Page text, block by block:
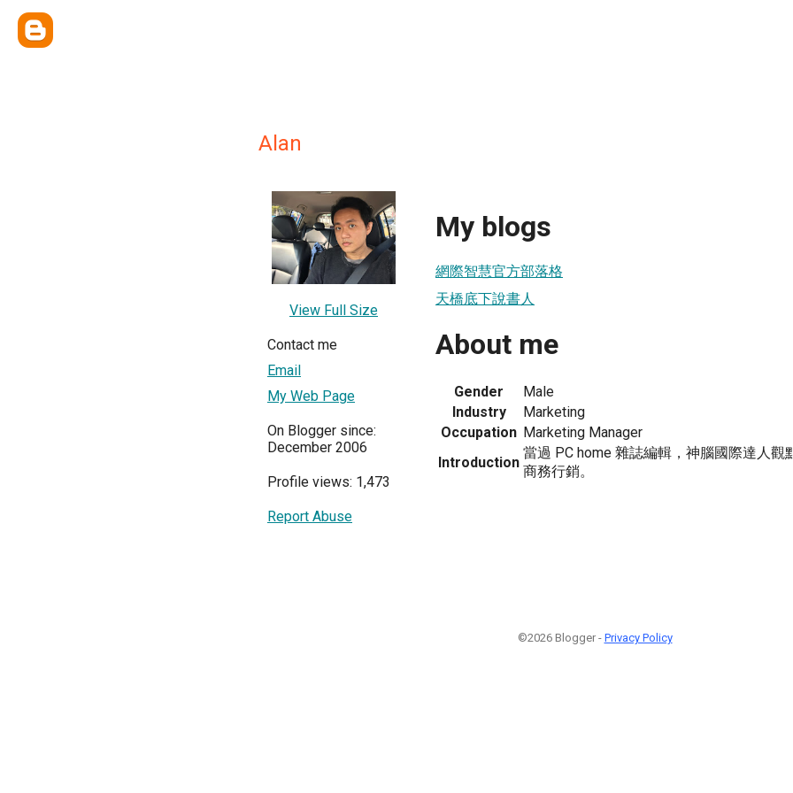
Alan
View Full Size
Contact me
Email
My Web Page
On Blogger since:
December 2006
Profile views: 1,473
Report Abuse
My blogs
網際智慧官方部落格
天橋底下說書人
About me
Gender
Male
Industry
Marketing
Occupation Marketing Manager
Introduction
當過 PC home 雜誌編輯，神腦國際達人觀
商務行銷。
©2026 Blogger - Privacy Policy